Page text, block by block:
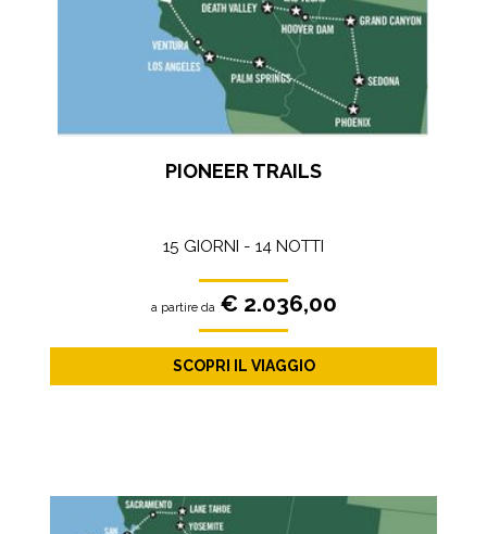
PIONEER TRAILS
15 GIORNI - 14 NOTTI
a partire da € 2.036,00
SCOPRI IL VIAGGIO